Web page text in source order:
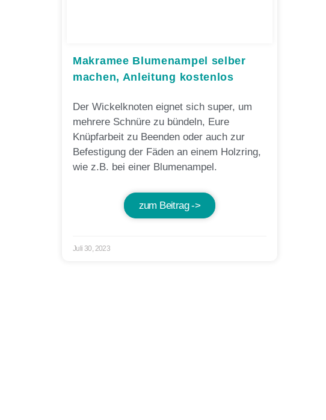
Makramee Blumenampel selber
machen, Anleitung kostenlos
Der Wickelknoten eignet sich super, um
mehrere Schnüre zu bündeln, Eure
Knüpfarbeit zu Beenden oder auch zur
Befestigung der Fäden an einem Holzring,
wie z.B. bei einer Blumenampel.
zum Beitrag ->
Juli 30, 2023